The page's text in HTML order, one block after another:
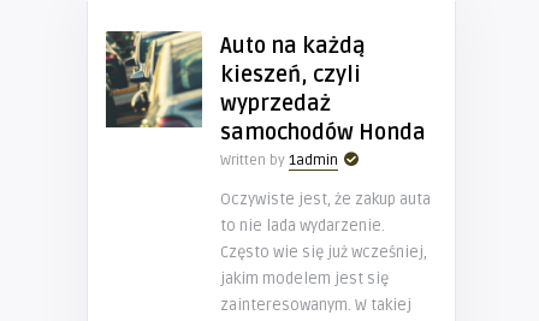
Auto na każdą
kieszeń, czyli
wyprzedaż
samochodów Honda
Written by 1admin
Oczywiste jest, że zakup auta
to nie lada wydarzenie.
Często wie się już wcześniej,
jakim modelem jest się
zainteresowanym. W takiej